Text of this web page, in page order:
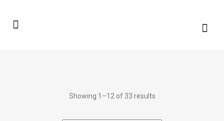
Showing 1–12 of 33 results